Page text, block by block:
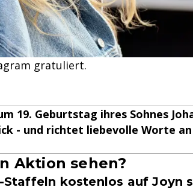
gratuliert.
19. Geburtstag ihres Sohnes
- und richtet liebevolle Worte
Aktion sehen?
Staffeln kostenlos auf Joyn